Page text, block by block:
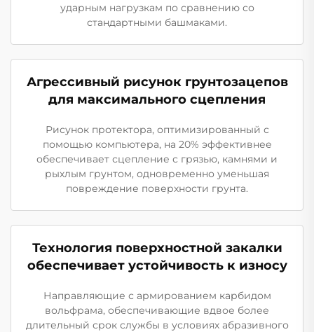
ударным нагрузкам по сравнению со
стандартными башмаками.
Агрессивный рисунок грунтозацепов
для максимального сцепления
Рисунок протектора, оптимизированный с
помощью компьютера, на 20% эффективнее
обеспечивает сцепление с грязью, камнями и
рыхлым грунтом, одновременно уменьшая
повреждение поверхности грунта.
Технология поверхностной закалки
обеспечивает устойчивость к износу
Направляющие с армированием карбидом
вольфрама, обеспечивающие вдвое более
длительный срок службы в условиях абразивного